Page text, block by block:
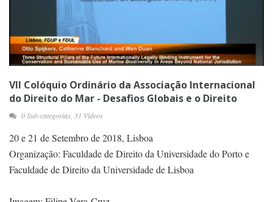
VII Colóquio Ordinário da Associação Internacional
do Direito do Mar - Desafios Globais e o Direito
0 Sub-categorias, 31 Vídeos
20 e 21 de Setembro de 2018, Lisboa
Organização: Faculdade de Direito da Universidade do Porto e
Faculdade de Direito da Universidade de Lisboa